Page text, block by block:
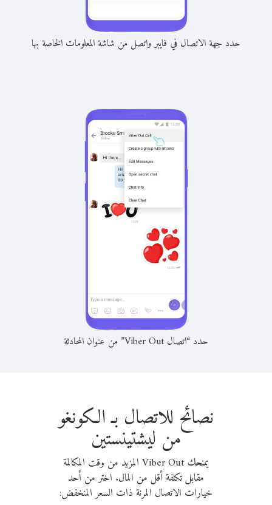
حدد جهة الاتصال في فايبر واتصل من شاشة المعلومات الخاصة بها
حدد “اتصال Viber Out” من عنوان المحادثة
نصائح للاتصال بـ الكونغو
من ليشتينستين
يمنحك Viber Out المزيد من وقت المكالمة
مقابل تكلفة أقل من المال. اختر من أحد
خيارات الاتصال المرنة ذات السعر المنخفض: